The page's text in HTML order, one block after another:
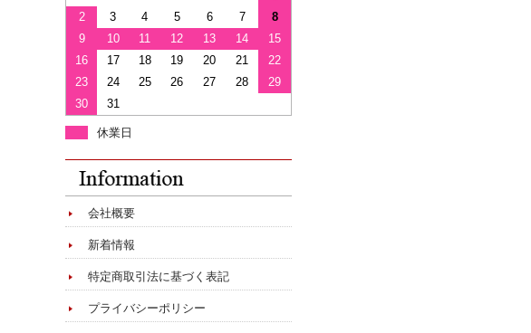
2
3 4 5 6 7
8
9
10 11 12 13 14
15
16
17 18 19 20 21
22
23
24 25 26 27 28
29
30
31
休業日
会社概要
新着情報
特定商取引法に基づく表記
プライバシーポリシー